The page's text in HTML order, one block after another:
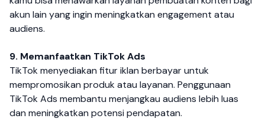
akun lain yang ingin meningkatkan engagement atau
audiens.
9. Memanfaatkan TikTok Ads
TikTok menyediakan fitur iklan berbayar untuk
mempromosikan produk atau layanan. Penggunaan
TikTok Ads membantu menjangkau audiens lebih luas
dan meningkatkan potensi pendapatan.